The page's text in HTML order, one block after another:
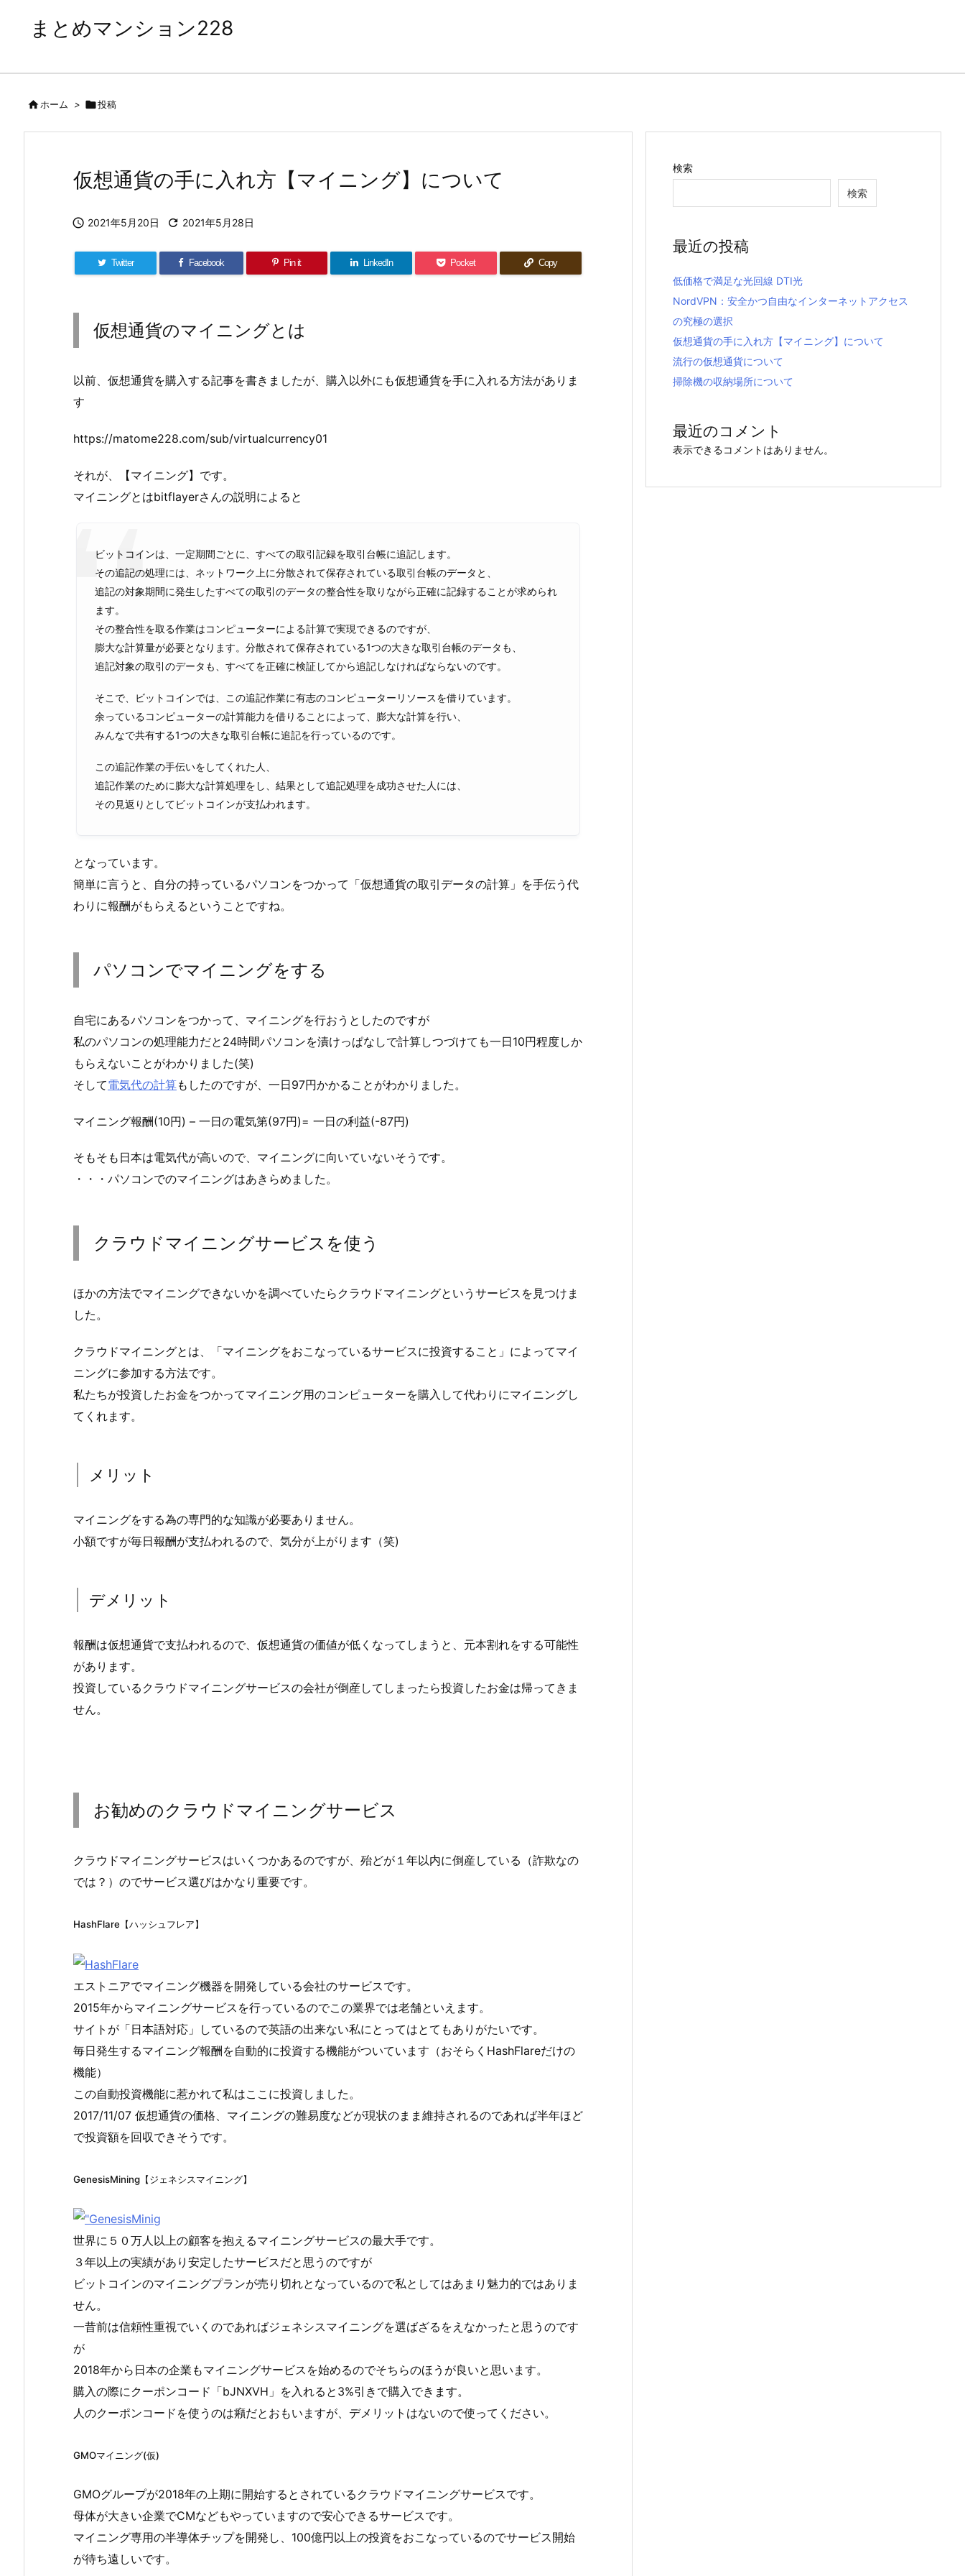
まとめマンション228
ホーム > 投稿
仮想通貨の手に入れ方【マイニング】について
 2021年5月20日  2021年5月28日
Twitter Facebook Pin it LinkedIn Pocket Copy
仮想通貨のマイニングとは
以前、仮想通貨を購入する記事を書きましたが、購入以外にも仮想通貨を手に入れる方法がありま
す
https://matome228.com/sub/virtualcurrency01
それが、【マイニング】です。
マイニングとはbitflayerさんの説明によると
ビットコインは、一定期間ごとに、すべての取引記録を取引台帳に追記します。
その追記の処理には、ネットワーク上に分散されて保存されている取引台帳のデータと、
追記の対象期間に発生したすべての取引のデータの整合性を取りながら正確に記録することが求められ
ます。
その整合性を取る作業はコンピューターによる計算で実現できるのですが、
膨大な計算量が必要となります。分散されて保存されている1つの大きな取引台帳のデータも、
追記対象の取引のデータも、すべてを正確に検証してから追記しなければならないのです。
そこで、ビットコインでは、この追記作業に有志のコンピューターリソースを借りています。
余っているコンピューターの計算能力を借りることによって、膨大な計算を行い、
みんなで共有する1つの大きな取引台帳に追記を行っているのです。
この追記作業の手伝いをしてくれた人、
追記作業のために膨大な計算処理をし、結果として追記処理を成功させた人には、
その見返りとしてビットコインが支払われます。
となっています。
簡単に言うと、自分の持っているパソコンをつかって「仮想通貨の取引データの計算」を手伝う代
わりに報酬がもらえるということですね。
パソコンでマイニングをする
自宅にあるパソコンをつかって、マイニングを行おうとしたのですが
私のパソコンの処理能力だと24時間パソコンを漬けっぱなしで計算しつづけても一日10円程度しか
もらえないことがわかりました(笑)
そして電気代の計算もしたのですが、一日97円かかることがわかりました。
マイニング報酬(10円) – 一日の電気第(97円)= 一日の利益(-87円)
そもそも日本は電気代が高いので、マイニングに向いていないそうです。
・・・パソコンでのマイニングはあきらめました。
クラウドマイニングサービスを使う
ほかの方法でマイニングできないかを調べていたらクラウドマイニングというサービスを見つけま
した。
クラウドマイニングとは、「マイニングをおこなっているサービスに投資すること」によってマイ
ニングに参加する方法です。
私たちが投資したお金をつかってマイニング用のコンピューターを購入して代わりにマイニングし
てくれます。
メリット
マイニングをする為の専門的な知識が必要ありません。
小額ですが毎日報酬が支払われるので、気分が上がります（笑)
デメリット
報酬は仮想通貨で支払われるので、仮想通貨の価値が低くなってしまうと、元本割れをする可能性
があります。
投資しているクラウドマイニングサービスの会社が倒産してしまったら投資したお金は帰ってきま
せん。
お勧めのクラウドマイニングサービス
クラウドマイニングサービスはいくつかあるのですが、殆どが１年以内に倒産している（詐欺なの
では？）のでサービス選びはかなり重要です。
HashFlare【ハッシュフレア】
エストニアでマイニング機器を開発している会社のサービスです。
2015年からマイニングサービスを行っているのでこの業界では老舗といえます。
サイトが「日本語対応」しているので英語の出来ない私にとってはとてもありがたいです。
毎日発生するマイニング報酬を自動的に投資する機能がついています（おそらくHashFlareだけの
機能）
この自動投資機能に惹かれて私はここに投資しました。
2017/11/07 仮想通貨の価格、マイニングの難易度などが現状のまま維持されるのであれば半年ほど
で投資額を回収できそうです。
GenesisMining【ジェネシスマイニング】
世界に５０万人以上の顧客を抱えるマイニングサービスの最大手です。
３年以上の実績があり安定したサービスだと思うのですが
ビットコインのマイニングプランが売り切れとなっているので私としてはあまり魅力的ではありま
せん。
一昔前は信頼性重視でいくのであればジェネシスマイニングを選ばざるをえなかったと思うのです
が
2018年から日本の企業もマイニングサービスを始めるのでそちらのほうが良いと思います。
購入の際にクーポンコード「bJNXVH」を入れると3%引きで購入できます。
人のクーポンコードを使うのは癪だとおもいますが、デメリットはないので使ってください。
GMOマイニング(仮)
GMOグループが2018年の上期に開始するとされているクラウドマイニングサービスです。
母体が大きい企業でCMなどもやっていますので安心できるサービスです。
マイニング専用の半導体チップを開発し、100億円以上の投資をおこなっているのでサービス開始
が待ち遠しいです。
検索
検索
最近の投稿
低価格で満足な光回線 DTI光
NordVPN：安全かつ自由なインターネットアクセス
の究極の選択
仮想通貨の手に入れ方【マイニング】について
流行の仮想通貨について
掃除機の収納場所について
最近のコメント
表示できるコメントはありません。